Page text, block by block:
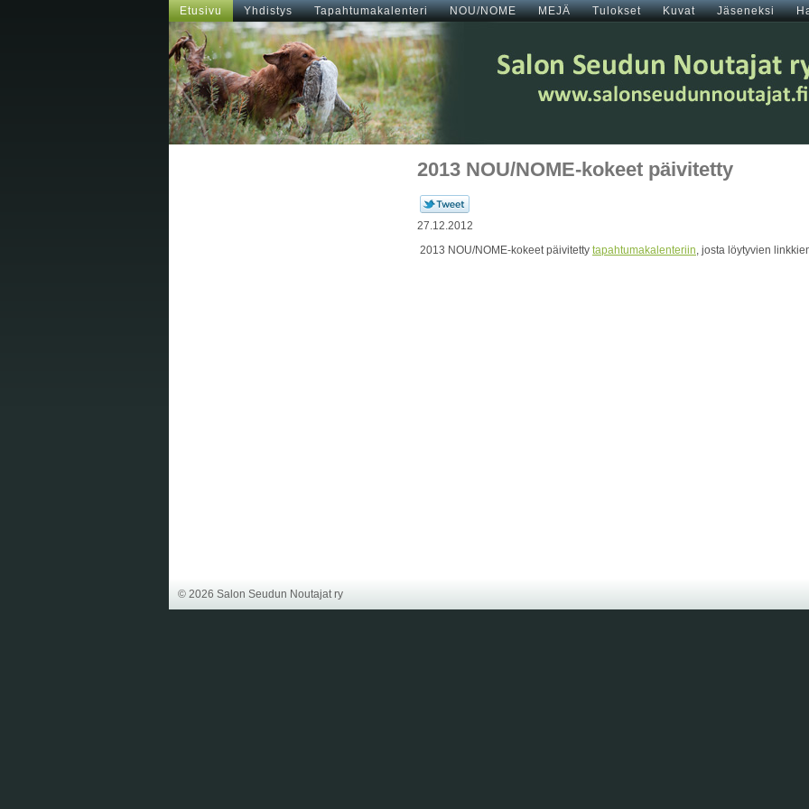
Etusivu Yhdistys Tapahtumakalenteri NOU/NOME MEJÄ Tulokset Kuvat Jäseneksi
2013 NOU/NOME-kokeet päivitetty
27.12.2012
2013 NOU/NOME-kokeet päivitetty tapahtumakalenteriin, josta löytyvien
© 2026 Salon Seudun Noutajat ry